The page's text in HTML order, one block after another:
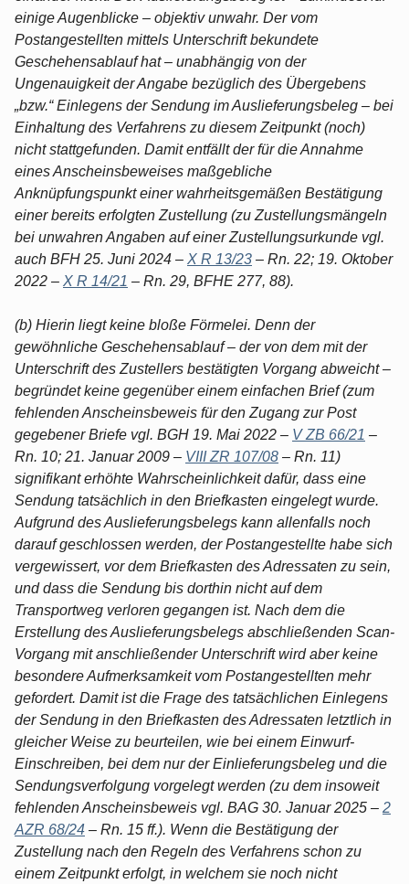
einige Augenblicke – objektiv unwahr. Der vom
Postangestellten mittels Unterschrift bekundete
Geschehensablauf hat – unabhängig von der
Ungenauigkeit der Angabe bezüglich des Übergebens
„bzw.“ Einlegens der Sendung im Auslieferungsbeleg – bei
Einhaltung des Verfahrens zu diesem Zeitpunkt (noch)
nicht stattgefunden. Damit entfällt der für die Annahme
eines Anscheinsbeweises maßgebliche
Anknüpfungspunkt einer wahrheitsgemäßen Bestätigung
einer bereits erfolgten Zustellung (zu Zustellungsmängeln
bei unwahren Angaben auf einer Zustellungsurkunde vgl.
auch BFH 25. Juni 2024 – X R 13/23 – Rn. 22; 19. Oktober
2022 – X R 14/21 – Rn. 29, BFHE 277, 88).
(b) Hierin liegt keine bloße Förmelei. Denn der
gewöhnliche Geschehensablauf – der von dem mit der
Unterschrift des Zustellers bestätigten Vorgang abweicht –
begründet keine gegenüber einem einfachen Brief (zum
fehlenden Anscheinsbeweis für den Zugang zur Post
gegebener Briefe vgl. BGH 19. Mai 2022 – V ZB 66/21 –
Rn. 10; 21. Januar 2009 – VIII ZR 107/08 – Rn. 11)
signifikant erhöhte Wahrscheinlichkeit dafür, dass eine
Sendung tatsächlich in den Briefkasten eingelegt wurde.
Aufgrund des Auslieferungsbelegs kann allenfalls noch
darauf geschlossen werden, der Postangestellte habe sich
vergewissert, vor dem Briefkasten des Adressaten zu sein,
und dass die Sendung bis dorthin nicht auf dem
Transportweg verloren gegangen ist. Nach dem die
Erstellung des Auslieferungsbelegs abschließenden Scan-
Vorgang mit anschließender Unterschrift wird aber keine
besondere Aufmerksamkeit vom Postangestellten mehr
gefordert. Damit ist die Frage des tatsächlichen Einlegens
der Sendung in den Briefkasten des Adressaten letztlich in
gleicher Weise zu beurteilen, wie bei einem Einwurf-
Einschreiben, bei dem nur der Einlieferungsbeleg und die
Sendungsverfolgung vorgelegt werden (zu dem insoweit
fehlenden Anscheinsbeweis vgl. BAG 30. Januar 2025 – 2
AZR 68/24 – Rn. 15 ff.). Wenn die Bestätigung der
Zustellung nach den Regeln des Verfahrens schon zu
einem Zeitpunkt erfolgt, in welchem sie noch nicht